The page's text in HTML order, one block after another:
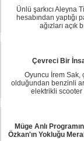
Ünlü şarkıcı Aleyna
hesabından yaptığı
ağızları açık
Çevreci Bir
Oyuncu İrem Sak,
olduğundan benzinli
elektrikli scooter
Müge Anlı
Özkan'ın Yokluğu